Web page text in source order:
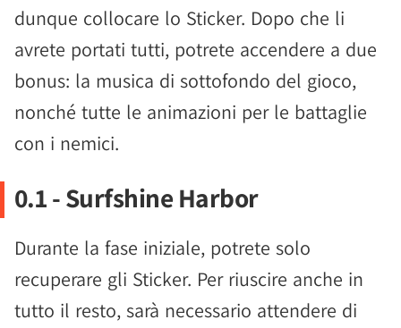
dunque collocare lo Sticker. Dopo che li
avrete portati tutti, potrete accendere a due
bonus: la musica di sottofondo del gioco,
nonché tutte le animazioni per le battaglie
con i nemici.
0.1 - Surfshine Harbor
Durante la fase iniziale, potrete solo
recuperare gli Sticker. Per riuscire anche in
tutto il resto, sarà necessario attendere di